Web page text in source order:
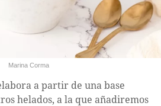
Marina Corma
a partir de una base
helados, a la que añadiremos